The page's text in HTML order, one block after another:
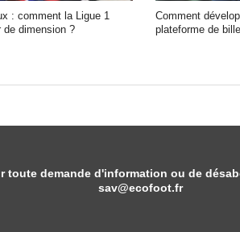
: comment la Ligue 1
de dimension ?
Comment
plateforme de
toute demande d'information ou de
sav@ecofoot.fr